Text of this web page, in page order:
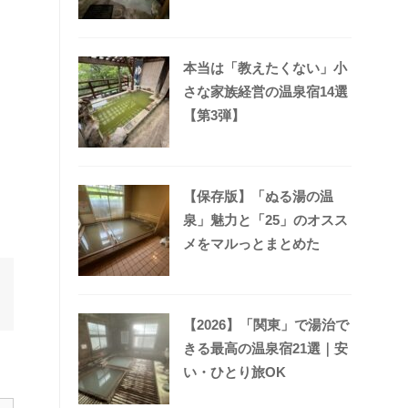
本当は「教えたくない」小
さな家族経営の温泉宿14選
【第3弾】
【保存版】「ぬる湯の温
泉」魅力と「25」のオスス
メをマルっとまとめた
【2026】「関東」で湯治で
きる最高の温泉宿21選｜安
い・ひとり旅OK